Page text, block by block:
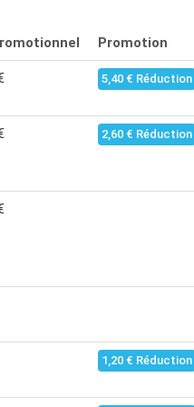
Promotion
5,40 € Réduction
2,60 € Réduction
1,20 € Réduction